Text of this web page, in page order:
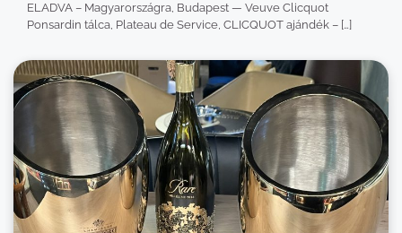
ELADVA – Magyarországra, Budapest — Veuve Clicquot
Ponsardin tálca, Plateau de Service, CLICQUOT ajándék – […]